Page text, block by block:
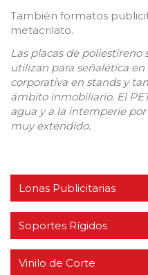
También formatos
metacrilato.
Las placas de poliestireno
utilizan para señalética
corporativa en stands y
ámbito inmobiliario. El
agua y a la intemperie
muy extendido.
Lonas Publicitarias
Soportes Rígidos
Vinilo de Corte